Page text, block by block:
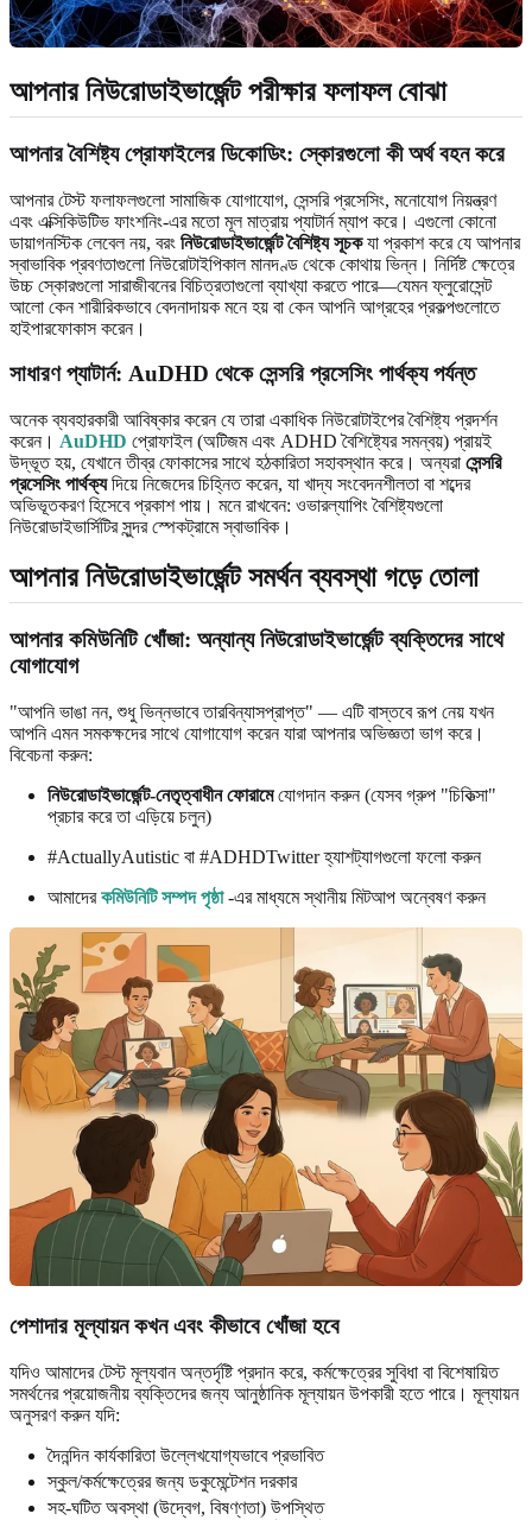
আপনার নিউরোডাইভার্জেন্ট পরীক্ষার ফলাফল বোঝা
আপনার বৈশিষ্ট্য প্রোফাইলের ডিকোডিং: স্কোরগুলো কী অর্থ বহন করে
আপনার টেস্ট ফলাফলগুলো সামাজিক যোগাযোগ, সেন্সরি প্রসেসিং, মনোযোগ নিয়ন্ত্রণ
এবং এক্সিকিউটিভ ফাংশনিং-এর মতো মূল মাত্রায় প্যাটার্ন ম্যাপ করে। এগুলো কোনো
ডায়াগনস্টিক লেবেল নয়, বরং নিউরোডাইভার্জেন্ট বৈশিষ্ট্য সূচকযা প্রকাশ করে যে আপনার
স্বাভাবিক প্রবণতাগুলো নিউরোটাইপিকাল মানদণ্ড থেকে কোথায় ভিন্ন। নির্দিষ্ট ক্ষেত্রে
উচ্চ স্কোরগুলো সারাজীবনের বিচিত্রতাগুলো ব্যাখ্যা করতে পারে—যেমন ফ্লুরোসেন্ট
আলো কেন শারীরিকভাবে বেদনাদায়ক মনে হয় বা কেন আপনি আগ্রহের প্রকল্পগুলোতে
হাইপারফোকাস করেন।
সাধারণ প্যাটার্ন: AuDHD থেকে সেন্সরি প্রসেসিং পার্থক্য পর্যন্ত
অনেক ব্যবহারকারী আবিষ্কার করেন যে তারা একাধিক নিউরোটাইপের বৈশিষ্ট্য প্রদর্শন
করেন। AuDHD প্রোফাইল (অটিজম এবং ADHD বৈশিষ্ট্যের সমন্বয়) প্রায়ই
উদ্ভূত হয়, যেখানে তীব্র ফোকাসের সাথে হঠকারিতা সহাবস্থান করে। অন্যরা সেন্সরি
প্রসেসিং পার্থক্যদিয়ে নিজেদের চিহ্নিত করেন, যা খাদ্য সংবেদনশীলতা বা শব্দের
অভিভূতকরণ হিসেবে প্রকাশ পায়। মনে রাখবেন: ওভারল্যাপিং বৈশিষ্ট্যগুলো
নিউরোডাইভার্সিটির সুন্দর স্পেকট্রামে স্বাভাবিক।
আপনার নিউরোডাইভার্জেন্ট সমর্থন ব্যবস্থা গড়ে তোলা
আপনার কমিউনিটি খোঁজা: অন্যান্য নিউরোডাইভার্জেন্ট ব্যক্তিদের সাথে
যোগাযোগ
"আপনি ভাঙা নন, শুধু ভিন্নভাবে তারবিন্যাসপ্রাপ্ত" — এটি বাস্তবে রূপ নেয় যখন
আপনি এমন সমকক্ষদের সাথে যোগাযোগ করেন যারা আপনার অভিজ্ঞতা ভাগ করে।
বিবেচনা করুন:
নিউরোডাইভার্জেন্ট-নেতৃত্বাধীন ফোরামেযোগদান করুন (যেসব গ্রুপ "চিকিত্সা"
প্রচার করে তা এড়িয়ে চলুন)
#ActuallyAutistic বা #ADHDTwitter হ্যাশট্যাগগুলো ফলো করুন
আমাদেরকমিউনিটি সম্পদ পৃষ্ঠা-এর মাধ্যমে স্থানীয় মিটআপ অন্বেষণ করুন
পেশাদার মূল্যায়ন কখন এবং কীভাবে খোঁজা হবে
যদিও আমাদের টেস্ট মূল্যবান অন্তর্দৃষ্টি প্রদান করে, কর্মক্ষেত্রের সুবিধা বা বিশেষায়িত
সমর্থনের প্রয়োজনীয় ব্যক্তিদের জন্য আনুষ্ঠানিক মূল্যায়ন উপকারী হতে পারে। মূল্যায়ন
অনুসরণ করুন যদি:
দৈনন্দিন কার্যকারিতা উল্লেখযোগ্যভাবে প্রভাবিত
স্কুল/কর্মক্ষেত্রের জন্য ডকুমেন্টেশন দরকার
সহ-ঘটিত অবস্থা (উদ্বেগ, বিষণ্ণতা) উপস্থিত